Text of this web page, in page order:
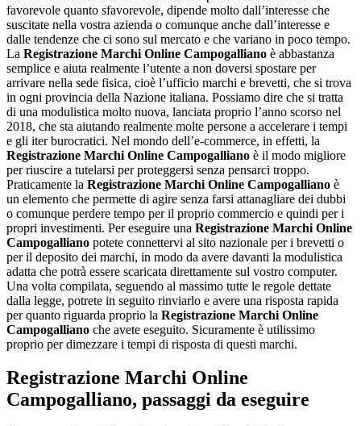
favorevole quanto sfavorevole, dipende molto dall’interesse che
suscitate nella vostra azienda o comunque anche dall’interesse e
dalle tendenze che ci sono sul mercato e che variano in poco tempo.
La Registrazione Marchi Online Campogalliano è abbastanza
semplice e aiuta realmente l’utente a non doversi spostare per
arrivare nella sede fisica, cioè l’ufficio marchi e brevetti, che si trova
in ogni provincia della Nazione italiana. Possiamo dire che si tratta
di una modulistica molto nuova, lanciata proprio l’anno scorso nel
2018, che sta aiutando realmente molte persone a accelerare i tempi
e gli iter burocratici. Nel mondo dell’e-commerce, in effetti, la
Registrazione Marchi Online Campogalliano è il modo migliore
per riuscire a tutelarsi per proteggersi senza pensarci troppo.
Praticamente la Registrazione Marchi Online Campogalliano è
un elemento che permette di agire senza farsi attanagliare dei dubbi
o comunque perdere tempo per il proprio commercio e quindi per i
propri investimenti. Per eseguire una Registrazione Marchi Online
Campogalliano potete connettervi al sito nazionale per i brevetti o
per il deposito dei marchi, in modo da avere davanti la modulistica
adatta che potrà essere scaricata direttamente sul vostro computer.
Una volta compilata, seguendo al massimo tutte le regole dettate
dalla legge, potrete in seguito rinviarlo e avere una risposta rapida
per quanto riguarda proprio la Registrazione Marchi Online
Campogalliano che avete eseguito. Sicuramente è utilissimo
proprio per dimezzare i tempi di risposta di questi marchi.
Registrazione Marchi Online
Campogalliano, passaggi da eseguire